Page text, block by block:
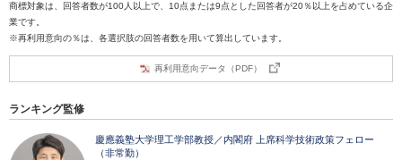
商標対象は、回答者数が100人以上で、10点または9点とした回答者が20％以上を占めている企
業です。
※再利用意向の％は、各選択肢の回答者数を用いて算出しています。
再利用意向データ（PDF）
ランキング監修
慶應義塾大学理工学部教授／内閣府 上席科学技術政策フェロー
（非常勤）